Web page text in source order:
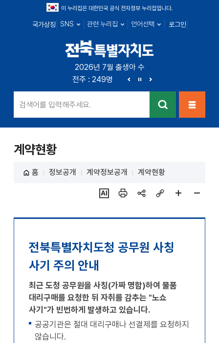
전북특별자치
도
2026년 7월 출생아 수
전주 : 249명 군산 : 89명
이 누리집은 대한민국 공식 전자정부 누리집입니다.
국가상징 SNS 관련 누리집 언어선택 로그인
계약현황
홈 정보공개 계약정보공개 계약현황
전북특별자치도청 공무원 사칭
사기 주의 안내
최근 도청 공무원을 사칭(가짜 명함)하여 물품
대리구매를 요청한 뒤 자취를 감추는 "노쇼
사기"가 빈번하게 발생하고 있습니다.
공공기관은 절대 대리구매나 선결제를 요청하지
않습니다.